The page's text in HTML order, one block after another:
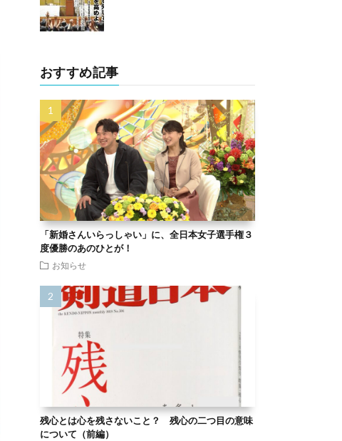
おすすめ記事
「新婚さんいらっしゃい」に、全日本女子選手権３
度優勝のあのひとが！
お知らせ
残心とは心を残さないこと？ 残心の二つ目の意味
について（前編）